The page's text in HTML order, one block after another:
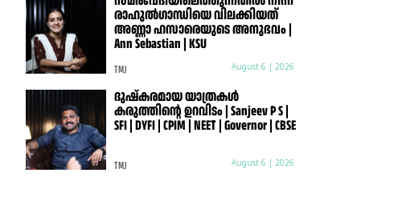
രാഹുൽഗാന്ധിയെ വിലക്കിയത്
അണ്ണാ ഹസാരെയുടെ അനുഭവം |
Ann Sebastian | KSU
TMJ August 6 | 2026
ദുഷ്കരമായ യാത്രകൾ
കരുത്തിന്റെ ഉറവിടം | Sanjeev P S |
SFI | DYFI | CPIM | NEET | Governor | CBSE
TMJ August 6 | 2026